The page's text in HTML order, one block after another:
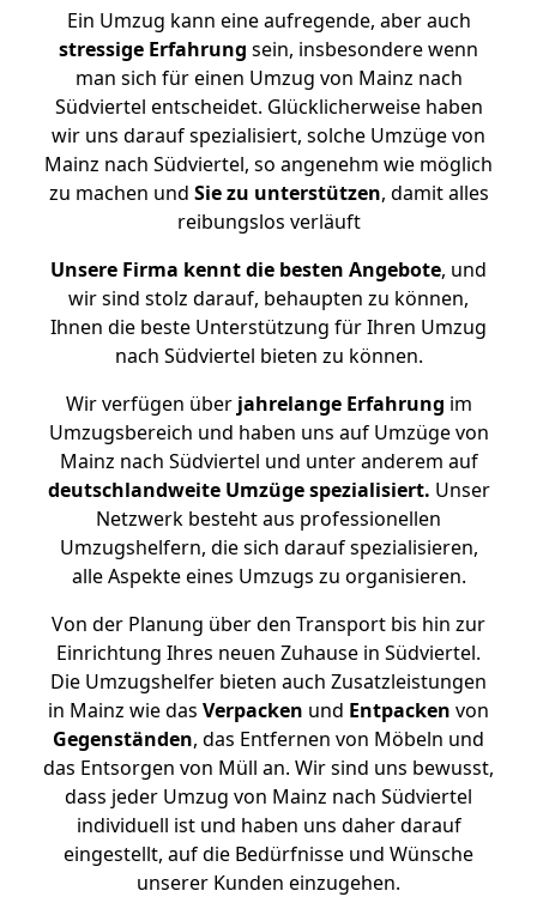
Ein Umzug kann eine aufregende, aber auch
stressige Erfahrung sein, insbesondere wenn
man sich für einen Umzug von Mainz nach
Südviertel entscheidet. Glücklicherweise haben
wir uns darauf spezialisiert, solche Umzüge von
Mainz nach Südviertel, so angenehm wie möglich
zu machen und Sie zu unterstützen, damit alles
reibungslos verläuft
Unsere Firma kennt die besten Angebote, und
wir sind stolz darauf, behaupten zu können,
Ihnen die beste Unterstützung für Ihren Umzug
nach Südviertel bieten zu können.
Wir verfügen überjahrelange Erfahrung im
Umzugsbereich und haben uns auf Umzüge von
Mainz nach Südviertel und unter anderem auf
deutschlandweite Umzüge spezialisiert. Unser
Netzwerk besteht aus professionellen
Umzugshelfern, die sich darauf spezialisieren,
alle Aspekte eines Umzugs zu organisieren.
Von der Planung über den Transport bis hin zur
Einrichtung Ihres neuen Zuhause in Südviertel.
Die Umzugshelfer bieten auch Zusatzleistungen
in Mainz wie das Verpacken und Entpacken von
Gegenständen, das Entfernen von Möbeln und
das Entsorgen von Müll an. Wir sind uns bewusst,
dass jeder Umzug von Mainz nach Südviertel
individuell ist und haben uns daher darauf
eingestellt, auf die Bedürfnisse und Wünsche
unserer Kunden einzugehen.